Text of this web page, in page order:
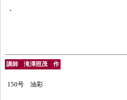
・
講師 滝澤照茂 作
150号 油彩